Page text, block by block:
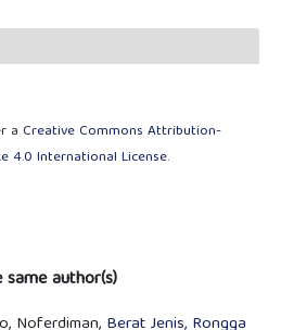
a Creative Commons Attribution-
4.0 International License.
author(s)